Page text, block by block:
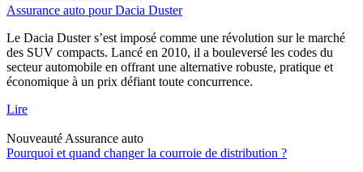
Assurance auto pour Dacia Duster
Le Dacia Duster s’est imposé comme une révolution sur le marché
des SUV compacts. Lancé en 2010, il a bouleversé les codes du
secteur automobile en offrant une alternative robuste, pratique et
économique à un prix défiant toute concurrence.
Lire
Nouveauté Assurance auto
Pourquoi et quand changer la courroie de distribution ?